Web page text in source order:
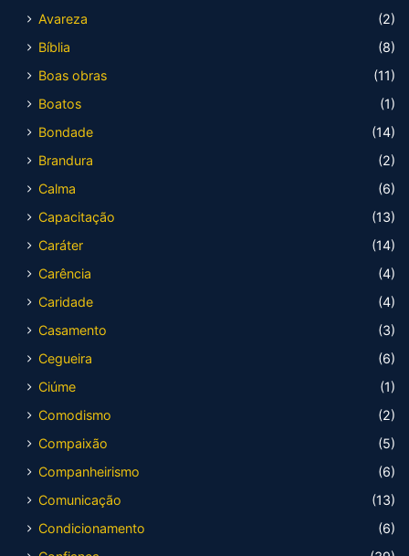
Avareza
(2)
Bíblia
(8)
Boas obras
(11)
Boatos
(1)
Bondade
(14)
Brandura
(2)
Calma
(6)
Capacitação
(13)
Caráter
(14)
Carência
(4)
Caridade
(4)
Casamento
(3)
Cegueira
(6)
Ciúme
(1)
Comodismo
(2)
Compaixão
(5)
Companheirismo
(6)
Comunicação
(13)
Condicionamento
(6)